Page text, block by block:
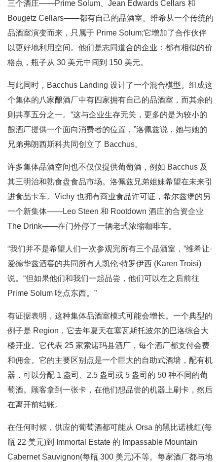
三个酒庄——Prime Solum、Jean Edwards Cellars 和
Bougetz Cellars——都有自己的品酒室。维希从一个传统的
品酒室演变而来，只属于 Prime Solum;它增加了合作伙伴
以更好地利用空间。他们是志同道合的企业：都有相似的价
格点，瓶子从 30 美元中间到 150 美元。
与此同时，Bacchus Landing 设计了一个混合模型。组成这
个集体的八家酿酒厂中有四家拥有自己的品酒室，而其余的
则共享五分之一。“这与企业生存无关，更多的是为较小的
酿酒厂提供一个面向消费者的位置，”洛佩兹说，她与她的
兄弟弗朗西斯科共同创立了 Bacchus。
许多集体品酒空间也不仅仅提供葡萄酒，例如 Bacchus 及
其三明治和熟食盘食品市场。洛佩兹兄弟姐妹希望在未来引
进食品卡车。Vichy 也拥有商业食品许可证，希尔兹堡的另
一个新集体——Leo Steen 和 Rootdown 酒庄的合资企业
The Drink——在门外停了一辆老式浓缩咖啡车。
“我们并不是希望人们一次参观完所有三个品酒室，”维希让·
爱德华兹酒窖的共同所有人凯伦·特罗伊西 (Karen Troisi)
说。“但如果他们和我们一起品尝，他们可以在之后前往
Prime Solum 吃点东西。”
有证据表明，这种集体品酒室模式可能会增长。一个典型的
例子是 Region，它去年夏天在塞瓦斯托波尔的巴洛综合大
楼开业。它代表 25 家索诺玛县酒厂，每个酒厂都支付会费
和佣金。它的主要区别点是一个巨大的自助式酒墙，配有机
器，可以分配 1 盎司、2.5 盎司或 5 盎司的 50 种不同的葡
萄酒。顾客拿到一张卡，在他们想品尝的机器上刷卡，然后
在离开前结账。
在任何时候，供应的葡萄酒都可能从 Orsa 的黑比诺桃红(每
瓶 22 美元)到 Immortal Estate 的 Impassable Mountain
Cabernet Sauvignon(每瓶 3​​00 美元)不等。每家酒厂都与地